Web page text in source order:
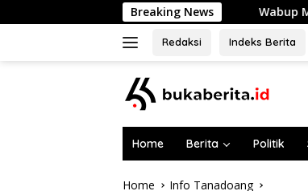
to
Breaking News
Wabup Muhtar Lepas 48
Redaksi Indeks Berita
Home Berita Politik
Home Info Tanadoang